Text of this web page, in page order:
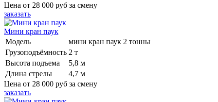
Цена от 28 000 руб за смену
заказать
Мини кран паук
Модель
мини кран паук 2 тонны
Грузоподъёмность 2 т
Высота подъема
5,8 м
Длина стрелы
4,7 м
Цена от 28 000 руб за смену
заказать